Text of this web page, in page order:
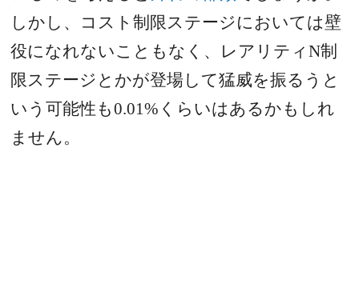
しかし、コスト制限ステージにおいては壁
役になれないこともなく、レアリティN制
限ステージとかが登場して猛威を振るうと
いう可能性も0.01%くらいはあるかもしれ
ません。